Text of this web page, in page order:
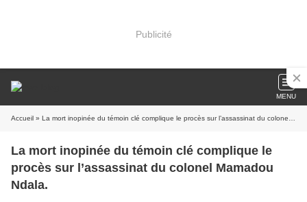
Publicité
MENU
Accueil » La mort inopinée du témoin clé complique le procès sur l’assassinat du colonel Mamadou Ndala.
La mort inopinée du témoin clé complique le
procès sur l’assassinat du colonel Mamadou
Ndala.